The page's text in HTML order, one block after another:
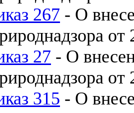
267 - О
27 - О
315 - О